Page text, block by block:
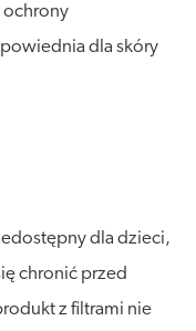
ochrony
dla skóry
dla dzieci,
chronić przed
z filtrami nie